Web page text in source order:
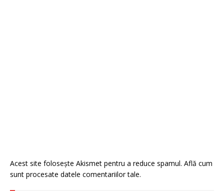
Acest site folosește Akismet pentru a reduce spamul. Află cum
sunt procesate datele comentariilor tale.